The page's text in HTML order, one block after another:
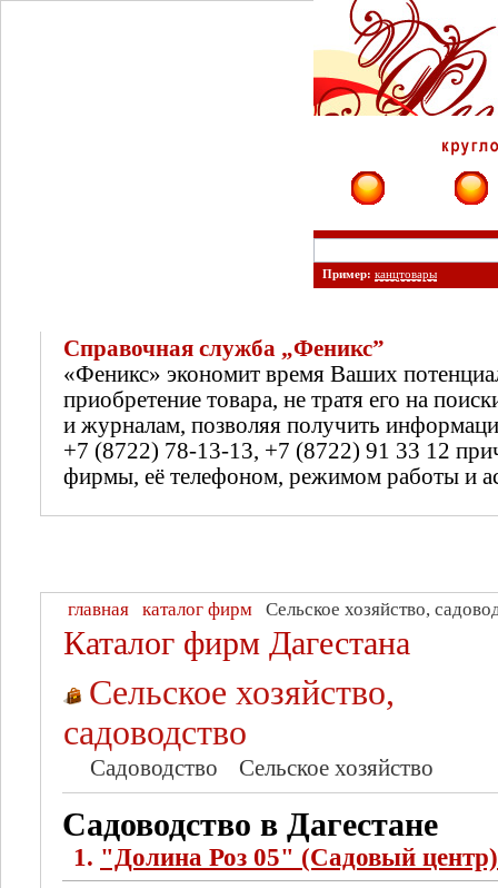
Пример: канцтовары
Справочная служба „Феникс”
«Феникс» экономит время Ваших
приобретение товара, не тратя его на
и журналам, позволяя получить
+7 (8722) 78-13-13, +7 (8722) 91 33 12
фирмы, её телефоном, режимом работы и
главная каталог фирм Сельское хозяйство,
Каталог фирм Дагестана
Сельское хозяйство,
садоводство
Садоводство Сельское хозяйство
Садоводство в Дагестане
1. "Долина Роз 05" (Садовый центр)